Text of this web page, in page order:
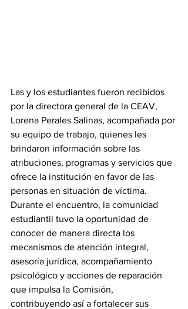
Las y los estudiantes fueron recibidos
por la directora general de la CEAV,
Lorena Perales Salinas, acompañada por
su equipo de trabajo, quienes les
brindaron información sobre las
atribuciones, programas y servicios que
ofrece la institución en favor de las
personas en situación de víctima.
Durante el encuentro, la comunidad
estudiantil tuvo la oportunidad de
conocer de manera directa los
mecanismos de atención integral,
asesoría jurídica, acompañamiento
psicológico y acciones de reparación
que impulsa la Comisión,
contribuyendo así a fortalecer sus